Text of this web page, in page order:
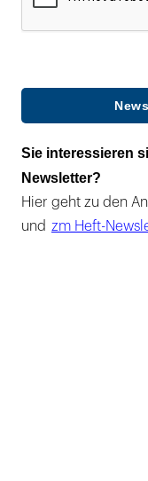
Sie interessieren
Newsletter?
Hier geht zu den
und zm Heft-